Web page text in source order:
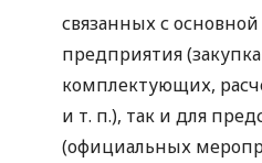
связанных с
предприятия
комплектующих,
и т. п.), так и для
(официальных